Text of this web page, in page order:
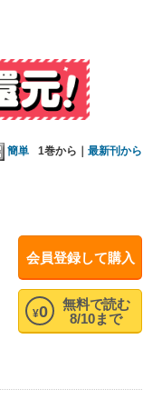
簡単 1巻から｜ 最新刊から
会員登録して購入
無料で読む
8/10まで
¥0